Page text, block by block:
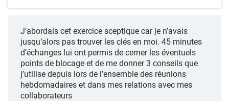
J’abordais cet exercice sceptique car je n’avais
jusqu’alors pas trouver les clés en moi. 45 minutes
d’échanges lui ont permis de cerner les éventuels
points de blocage et de me donner 3 conseils que
j’utilise depuis lors de l’ensemble des réunions
hebdomadaires et dans mes relations avec mes
collaborateurs